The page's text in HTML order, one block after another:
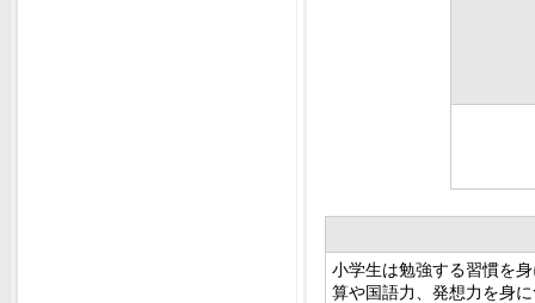
小学生は勉強する習慣を
算や国語力、発想力を身